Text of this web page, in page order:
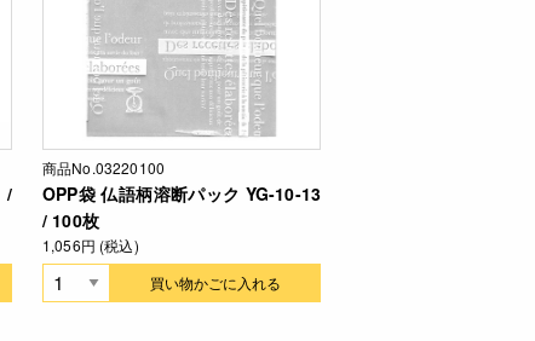
/
商品No.03220100
OPP袋 仏語柄溶断パック YG-10-13
/ 100枚
1,056円 (税込)
買い物かごに入れる